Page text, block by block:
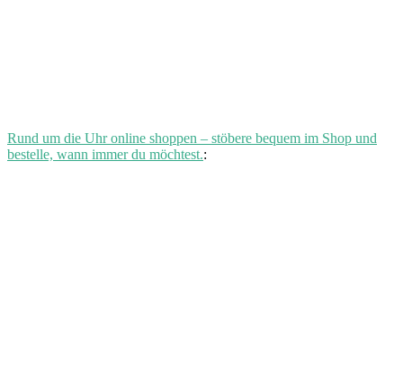
Rund um die Uhr online shoppen – stöbere bequem im Shop und
bestelle, wann immer du möchtest.: